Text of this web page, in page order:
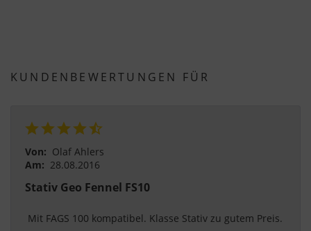
KUNDENBEWERTUNGEN FÜR
Von: Olaf Ahlers
Am: 28.08.2016
Stativ Geo Fennel FS10
Mit FAGS 100 kompatibel. Klasse Stativ zu gutem Preis.